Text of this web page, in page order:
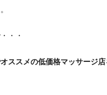
・・
ススメの低価格マッサージ店